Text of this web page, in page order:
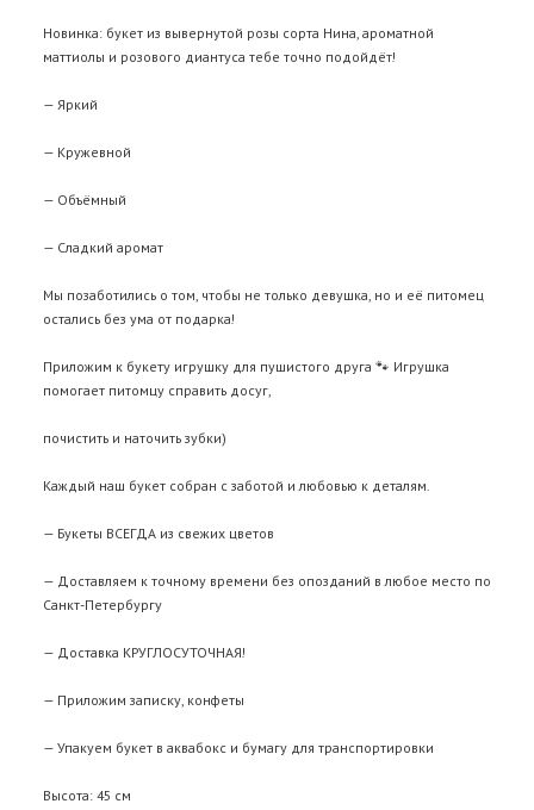
Новинка: букет из вывернутой розы сорта Нина, ароматной
маттиолы и розового диантуса тебе точно подойдёт!
— Яркий
— Кружевной
— Объёмный
— Сладкий аромат
Мы позаботились о том, чтобы не только девушка, но и её питомец
остались без ума от подарка!
Приложим к букету игрушку для пушистого друга 🐾 Игрушка
помогает питомцу справить досуг,
почистить и наточить зубки)
Каждый наш букет собран с заботой и любовью к деталям.
— Букеты ВСЕГДА из свежих цветов
— Доставляем к точному времени без опозданий в любое место по
Санкт-Петербургу
— Доставка КРУГЛОСУТОЧНАЯ!
— Приложим записку, конфеты
— Упакуем букет в аквабокс и бумагу для транспортировки
Высота: 45 см